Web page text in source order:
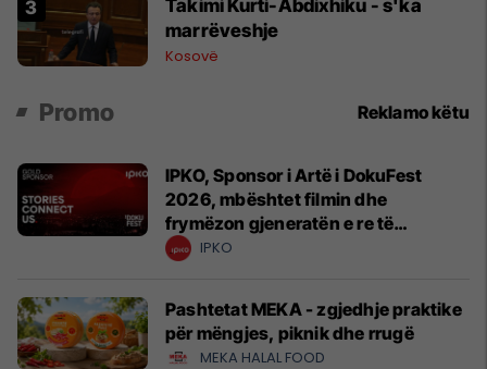
Takimi Kurti-Abdixhiku - s'ka
marrëveshje
Kosovë
Promo Reklamo këtu
IPKO, Sponsor i Artë i DokuFest
2026, mbështet filmin dhe
frymëzon gjeneratën e re të
krijuesve
IPKO
Pashtetat MEKA - zgjedhje praktike
për mëngjes, piknik dhe rrugë
MEKA HALAL FOOD